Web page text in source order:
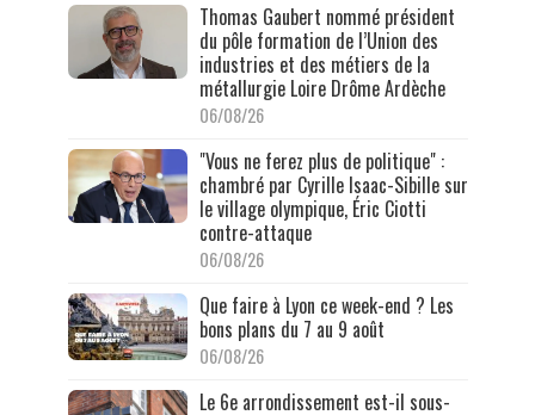
Thomas Gaubert nommé président
du pôle formation de l’Union des
industries et des métiers de la
métallurgie Loire Drôme Ardèche
06/08/26
"Vous ne ferez plus de politique" :
chambré par Cyrille Isaac-Sibille sur
le village olympique, Éric Ciotti
contre-attaque
06/08/26
Que faire à Lyon ce week-end ? Les
bons plans du 7 au 9 août
06/08/26
Le 6e arrondissement est-il sous-